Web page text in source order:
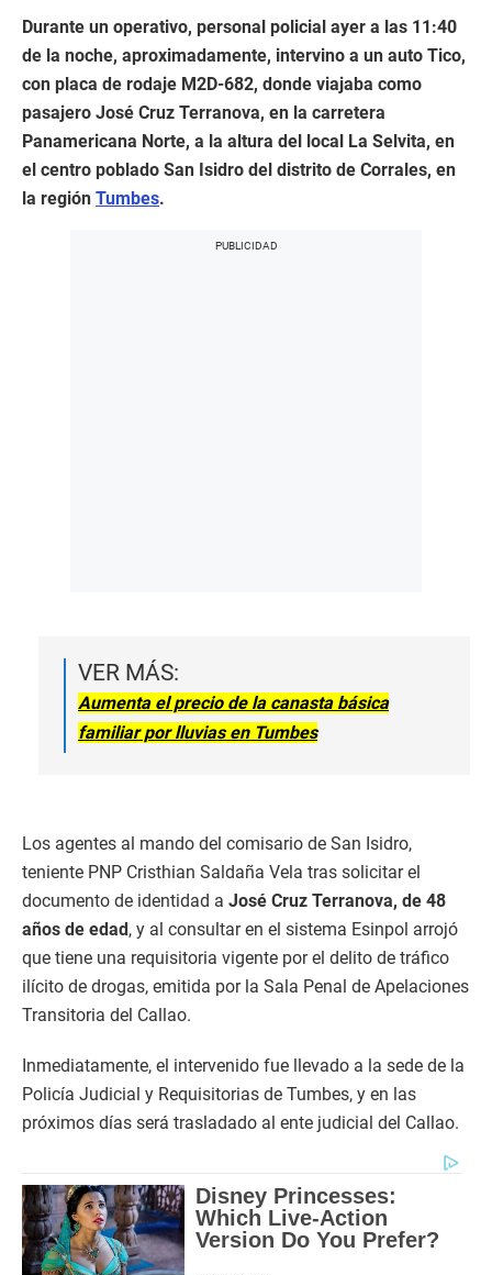
Durante un operativo, personal policial ayer a las 11:40
de la noche, aproximadamente, intervino a un auto Tico,
con placa de rodaje M2D-682, donde viajaba como
pasajero José Cruz Terranova, en la carretera
Panamericana Norte, a la altura del local La Selvita, en
el centro poblado San Isidro del distrito de Corrales, en
la región Tumbes.
VER MÁS:
Aumenta el precio de la canasta básica
familiar por lluvias en Tumbes
Los agentes al mando del comisario de San Isidro,
teniente PNP Cristhian Saldaña Vela tras solicitar el
documento de identidad a José Cruz Terranova, de 48
años de edad, y al consultar en el sistema Esinpol arrojó
que tiene una requisitoria vigente por el delito de tráfico
ilícito de drogas, emitida por la Sala Penal de Apelaciones
Transitoria del Callao.
Inmediatamente, el intervenido fue llevado a la sede de la
Policía Judicial y Requisitorias de Tumbes, y en las
próximos días será trasladado al ente judicial del Callao.